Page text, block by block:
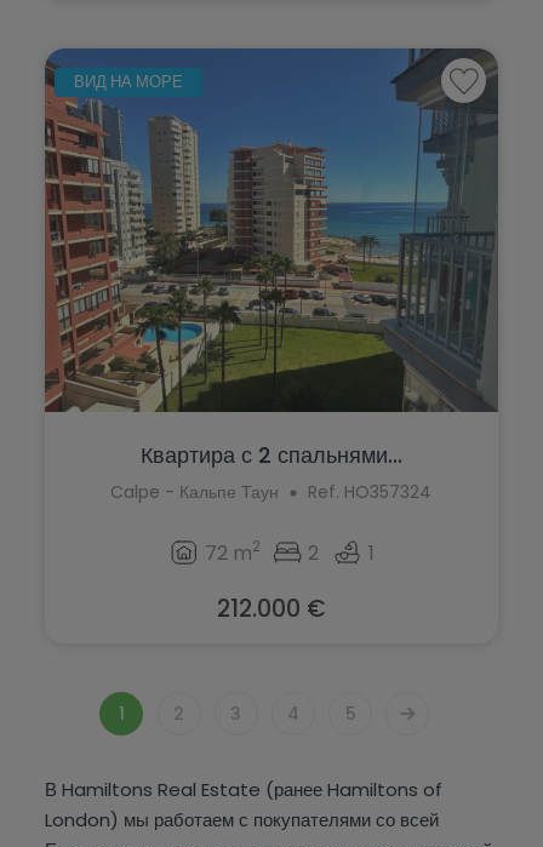
ВИД НА МОРЕ
Квартира с 2 спальнями...
Calpe - Кальпе Таун Ref. HO357324
72 m2 2 1
212.000 €
1 2 3 4 5
В Hamiltons Real Estate (ранее Hamiltons of
London) мы работаем с покупателями со всей